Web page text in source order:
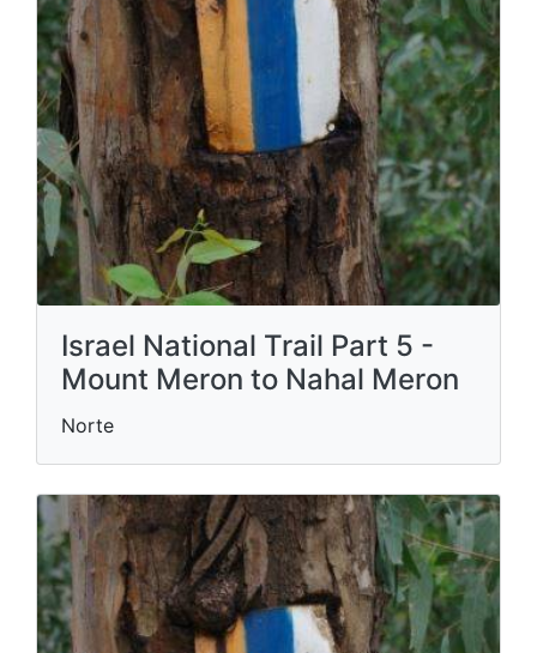
Israel National Trail Part 5 -
Mount Meron to Nahal Meron
Norte